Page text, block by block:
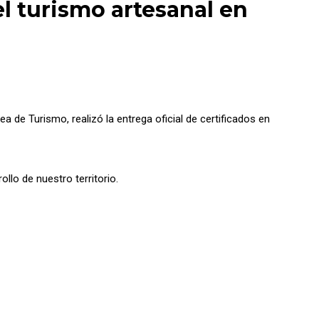
turismo artesanal en
de Turismo, realizó la entrega oficial de certificados en
de nuestro territorio.